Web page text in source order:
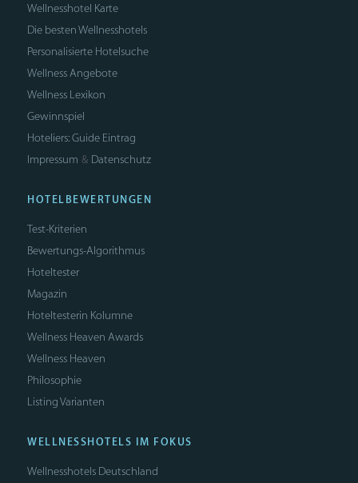
Wellnesshotel Karte
Die besten Wellnesshotels
Personalisierte Hotelsuche
Wellness Angebote
Wellness Lexikon
Gewinnspiel
Hoteliers: Guide Eintrag
Impressum & Datenschutz
HOTELBEWERTUNGEN
Test-Kriterien
Bewertungs-Algorithmus
Hoteltester
Magazin
Hoteltesterin Kolumne
Wellness Heaven Awards
Wellness Heaven
Philosophie
Listing Varianten
WELLNESSHOTELS IM FOKUS
Wellnesshotels Deutschland